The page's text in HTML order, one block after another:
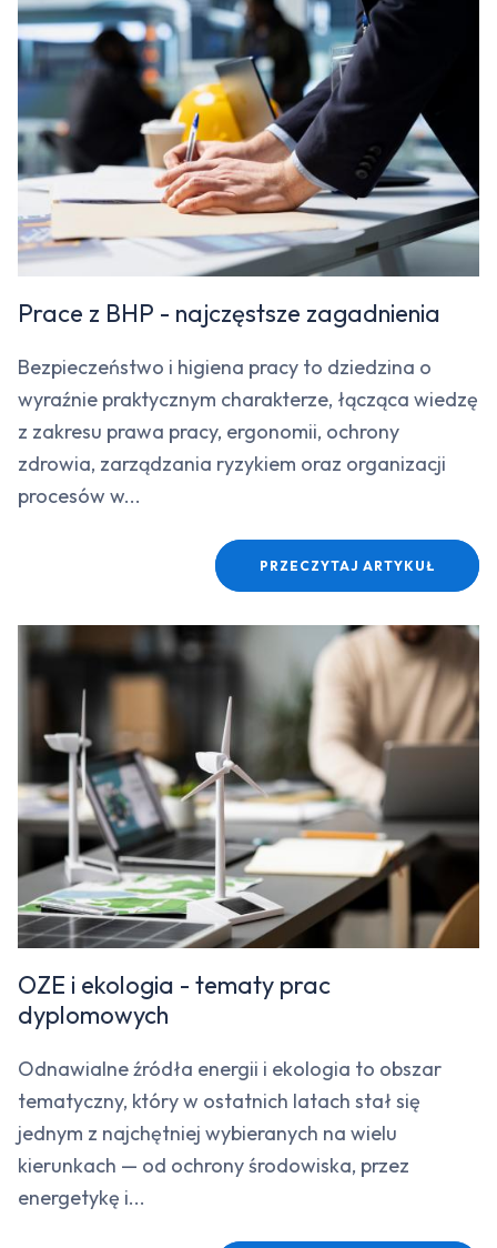
Prace z BHP - najczęstsze zagadnienia
Bezpieczeństwo i higiena pracy to dziedzina o
wyraźnie praktycznym charakterze, łącząca wiedzę
z zakresu prawa pracy, ergonomii, ochrony
zdrowia, zarządzania ryzykiem oraz organizacji
procesów w...
PRZECZYTAJ ARTYKUŁ
OZE i ekologia - tematy prac
dyplomowych
Odnawialne źródła energii i ekologia to obszar
tematyczny, który w ostatnich latach stał się
jednym z najchętniej wybieranych na wielu
kierunkach — od ochrony środowiska, przez
energetykę i...